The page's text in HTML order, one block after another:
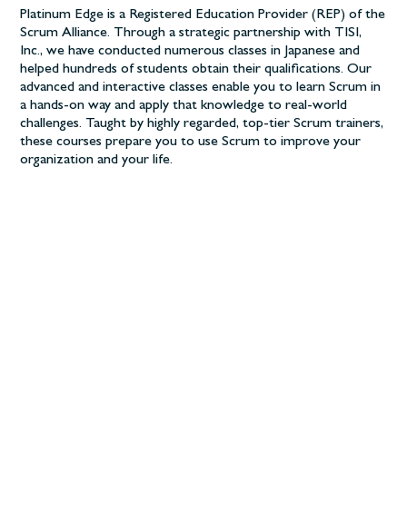
Platinum Edge is a Registered Education Provider (REP) of the
Scrum Alliance. Through a strategic partnership with TISI,
Inc., we have conducted numerous classes in Japanese and
helped hundreds of students obtain their qualifications. Our
advanced and interactive classes enable you to learn Scrum in
a hands-on way and apply that knowledge to real-world
challenges. Taught by highly regarded, top-tier Scrum trainers,
these courses prepare you to use Scrum to improve your
organization and your life.